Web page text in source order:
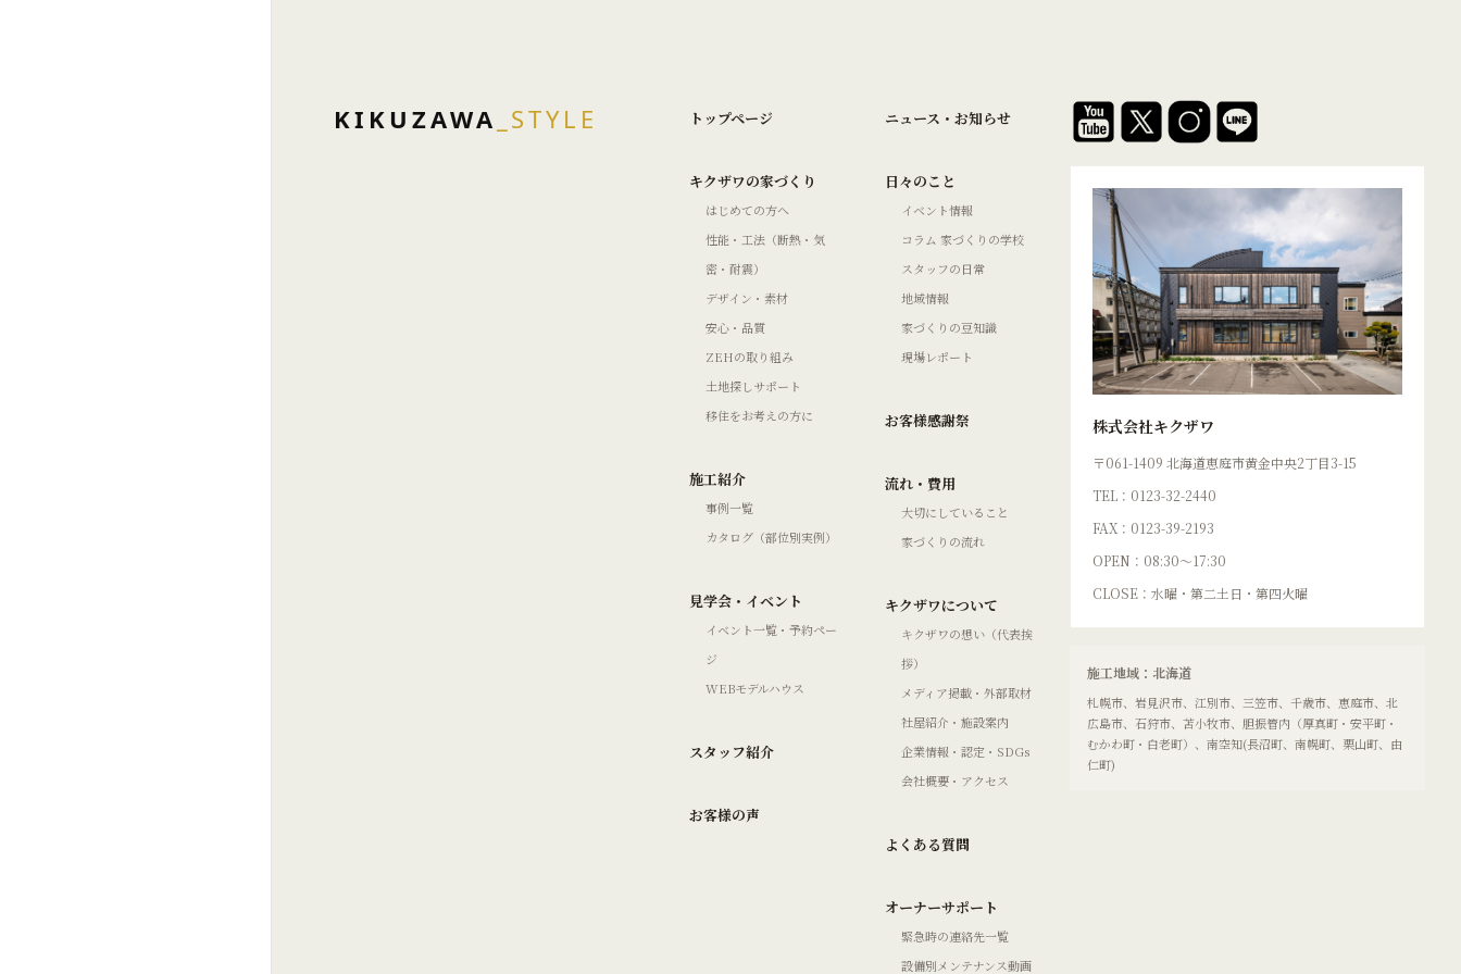
KIKUZAWA _STYLE トップページ
キクザワの家づくり
はじめての方へ
性能・工法（断熱・気
密・耐震）
デザイン・素材
安心・品質
ZEHの取り組み
土地探しサポート
移住をお考えの方に
施工紹介
事例一覧
カタログ（部位別実例）
見学会・イベント
イベント一覧・予約ペー
ジ
WEBモデルハウス
スタッフ紹介
お客様の声
ニュース・お知らせ
日々のこと
イベント情報
コラム 家づくりの学校
スタッフの日常
地域情報
家づくりの豆知識
現場レポート
お客様感謝祭
流れ・費用
大切にしていること
家づくりの流れ
キクザワについて
キクザワの想い（代表挨
拶）
メディア掲載・外部取材
社屋紹介・施設案内
企業情報・認定・SDGs
会社概要・アクセス
よくある質問
オーナーサポート
緊急時の連絡先一覧
設備別メンテナンス動画
株式会社キクザワ
〒061-1409 北海道恵庭市黄金中央2丁目3-15
TEL：0123-32-2440
FAX：0123-39-2193
OPEN：08:30〜17:30
CLOSE：水曜・第二土日・第四火曜
施工地域：北海道
札幌市、岩見沢市、江別市、三笠市、千歳市、恵庭市、北
広島市、石狩市、苫小牧市、胆振管内（厚真町・安平町・
むかわ町・白老町）、南空知(長沼町、南幌町、栗山町、由
仁町)